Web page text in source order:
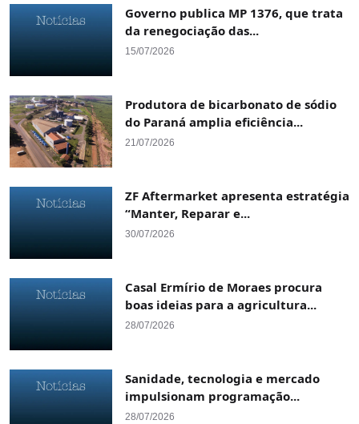
Governo publica MP 1376, que trata
da renegociação das...
15/07/2026
Produtora de bicarbonato de sódio
do Paraná amplia eficiência...
21/07/2026
ZF Aftermarket apresenta estratégia
“Manter, Reparar e...
30/07/2026
Casal Ermírio de Moraes procura
boas ideias para a agricultura...
28/07/2026
Sanidade, tecnologia e mercado
impulsionam programação...
28/07/2026